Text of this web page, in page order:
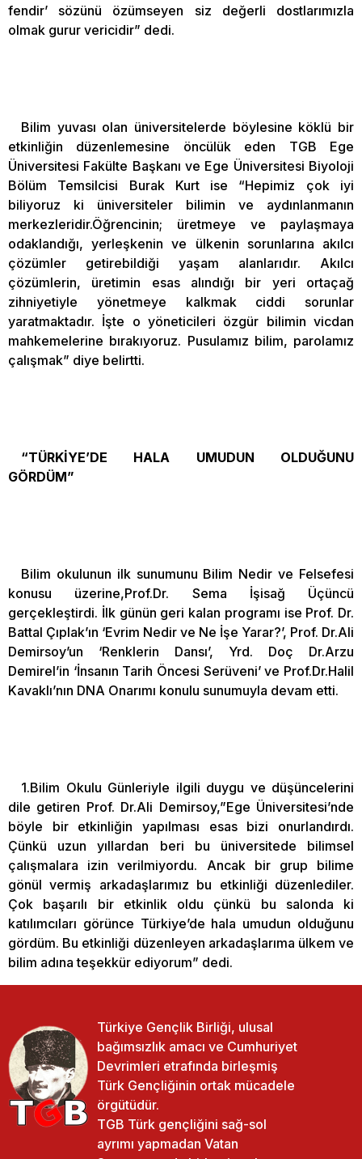
fendir’ sözünü özümseyen siz değerli dostlarımızla
olmak gurur vericidir” dedi.
Bilim yuvası olan üniversitelerde böylesine köklü bir
etkinliğin düzenlemesine öncülük eden TGB Ege
Üniversitesi Fakülte Başkanı ve Ege Üniversitesi Biyoloji
Bölüm Temsilcisi Burak Kurt ise “Hepimiz çok iyi
biliyoruz ki üniversiteler bilimin ve aydınlanmanın
merkezleridir.Öğrencinin; üretmeye ve paylaşmaya
odaklandığı, yerleşkenin ve ülkenin sorunlarına akılcı
çözümler getirebildiği yaşam alanlarıdır. Akılcı
çözümlerin, üretimin esas alındığı bir yeri ortaçağ
zihniyetiyle yönetmeye kalkmak ciddi sorunlar
yaratmaktadır. İşte o yöneticileri özgür bilimin vicdan
mahkemelerine bırakıyoruz. Pusulamız bilim, parolamız
çalışmak” diye belirtti.
“TÜRKİYE’DE HALA UMUDUN OLDUĞUNU
GÖRDÜM”
Bilim okulunun ilk sunumunu Bilim Nedir ve Felsefesi
konusu üzerine,Prof.Dr. Sema İşisağ Üçüncü
gerçekleştirdi. İlk günün geri kalan programı ise Prof. Dr.
Battal Çıplak’ın ‘Evrim Nedir ve Ne İşe Yarar?’, Prof. Dr.Ali
Demirsoy’un ‘Renklerin Dansı’, Yrd. Doç Dr.Arzu
Demirel’in ‘İnsanın Tarih Öncesi Serüveni’ ve Prof.Dr.Halil
Kavaklı’nın DNA Onarımı konulu sunumuyla devam etti.
1.Bilim Okulu Günleriyle ilgili duygu ve düşüncelerini
dile getiren Prof. Dr.Ali Demirsoy,”Ege Üniversitesi’nde
böyle bir etkinliğin yapılması esas bizi onurlandırdı.
Çünkü uzun yıllardan beri bu üniversitede bilimsel
çalışmalara izin verilmiyordu. Ancak bir grup bilime
gönül vermiş arkadaşlarımız bu etkinliği düzenlediler.
Çok başarılı bir etkinlik oldu çünkü bu salonda ki
katılımcıları görünce Türkiye’de hala umudun olduğunu
gördüm. Bu etkinliği düzenleyen arkadaşlarıma ülkem ve
bilim adına teşekkür ediyorum” dedi.
Türkiye Gençlik Birliği, ulusal
bağımsızlık amacı ve Cumhuriyet
Devrimleri etrafında birleşmiş
Türk Gençliğinin ortak mücadele
örgütüdür.
TGB Türk gençliğini sağ-sol
ayrımı yapmadan Vatan